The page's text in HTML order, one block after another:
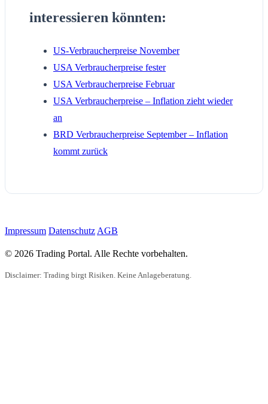
interessieren könnten:
US-Verbraucherpreise November
USA Verbraucherpreise fester
USA Verbraucherpreise Februar
USA Verbraucherpreise – Inflation zieht wieder
an
BRD Verbraucherpreise September – Inflation
kommt zurück
Impressum Datenschutz AGB
© 2026 Trading Portal. Alle Rechte vorbehalten.
Disclaimer: Trading birgt Risiken. Keine Anlageberatung.